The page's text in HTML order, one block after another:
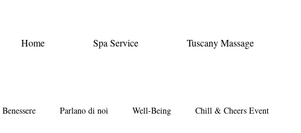
Home Spa Service Tuscany Massage
Benessere Parlano di noi Well-Being Chill & Cheers Event